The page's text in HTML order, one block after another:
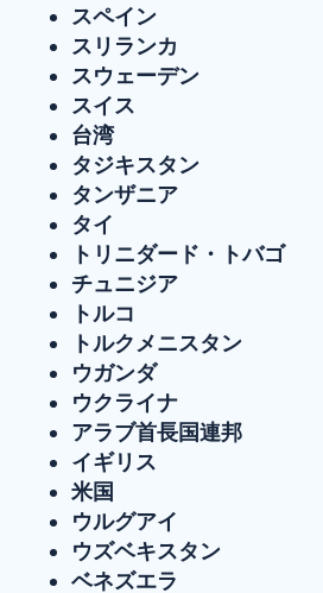
スペイン
スリランカ
スウェーデン
スイス
台湾
タジキスタン
タンザニア
タイ
トリニダード・トバゴ
チュニジア
トルコ
トルクメニスタン
ウガンダ
ウクライナ
アラブ首長国連邦
イギリス
米国
ウルグアイ
ウズベキスタン
ベネズエラ